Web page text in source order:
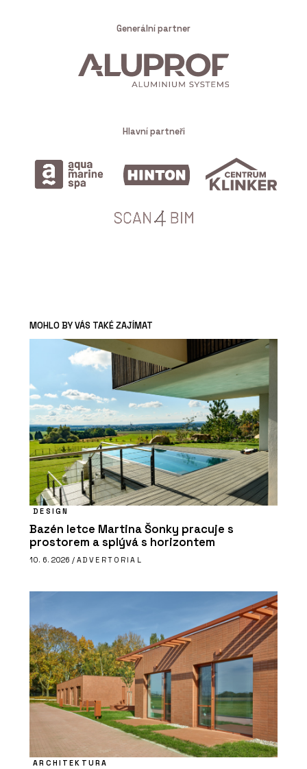
Generální partner
Hlavní partneři
MOHLO BY VÁS TAKÉ ZAJÍMAT
DESIGN
Bazén letce Martina Šonky pracuje s
prostorem a splývá s horizontem
10. 6. 2026 / ADVERTORIAL
ARCHITEKTURA